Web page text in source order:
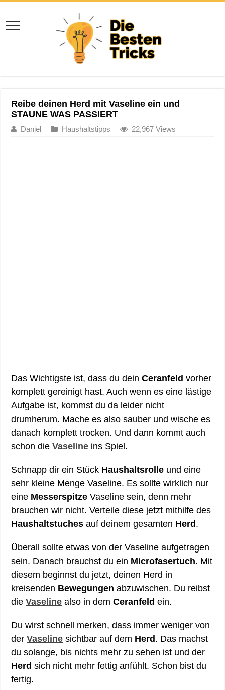
Reibe deinen Herd mit Vaseline ein und
STAUNE WAS PASSIERT
Daniel Haushaltstipps 22,967 Views
Das Wichtigste ist, dass du deinCeranfeld vorher
komplett gereinigt hast. Auch wenn es eine lästige
Aufgabe ist, kommst du da leider nicht
drumherum. Mache es also sauber und wische es
danach komplett trocken. Und dann kommt auch
schon dieVaseline ins Spiel.
Schnapp dir ein Stück Haushaltsrolle und eine
sehr kleine Menge Vaseline. Es sollte wirklich nur
eine Messerspitze Vaseline sein, denn mehr
brauchen wir nicht. Verteile diese jetzt mithilfe des
Haushaltstuches auf deinem gesamten Herd.
Überall sollte etwas von der Vaseline aufgetragen
sein. Danach brauchst du ein Microfasertuch. Mit
diesem beginnst du jetzt, deinen Herd in
kreisenden Bewegungen abzuwischen. Du reibst
dieVaseline also in demCeranfeld ein.
Du wirst schnell merken, dass immer weniger von
derVaseline sichtbar auf dem Herd. Das machst
du solange, bis nichts mehr zu sehen ist und der
Herd sich nicht mehr fettig anfühlt. Schon bist du
fertig.